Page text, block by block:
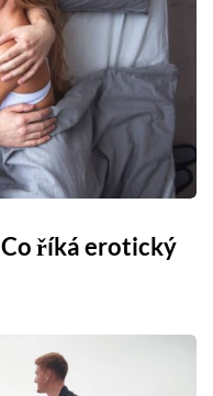
říká erotický